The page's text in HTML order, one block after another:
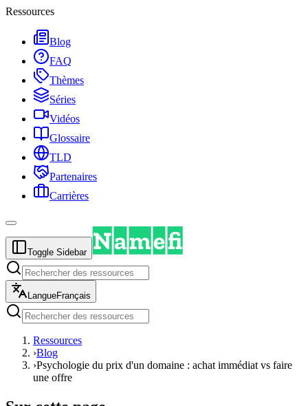
Ressources
Blog
FAQ
Thèmes
Séries
Vidéos
Glossaire
TLD
Partenaires
Carrières
Toggle Sidebar
LangueFrançais
Ressources
›Blog
›Psychologie du prix d'un domaine : achat immédiat vs faire
une offre